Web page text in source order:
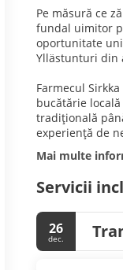
Pe măsură ce
fundal uimitor
oportunitate
Yllästunturi din
Farmecul
bucătărie
tradițională
experiență de
Mai multe
Servicii
26
dec.